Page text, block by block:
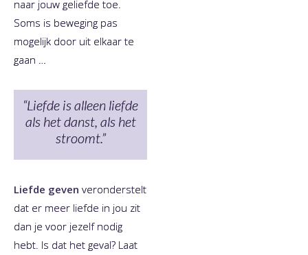
naar jouw geliefde toe.
Soms is beweging pas
mogelijk door uit elkaar te
gaan …
“Liefde is alleen liefde
als het danst, als het
stroomt.”
Liefde geven veronderstelt
dat er meer liefde in jou zit
dan je voor jezelf nodig
hebt. Is dat het geval? Laat